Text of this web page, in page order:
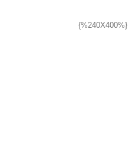
{%240X400%}